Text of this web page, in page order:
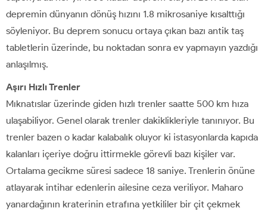
depremin dünyanın dönüş hızını 1.8 mikrosaniye kısalttığı
söyleniyor. Bu deprem sonucu ortaya çıkan bazı antik taş
tabletlerin üzerinde, bu noktadan sonra ev yapmayın yazdığı
anlaşılmış.
Aşırı Hızlı Trenler
Mıknatıslar üzerinde giden hızlı trenler saatte 500 km hıza
ulaşabiliyor. Genel olarak trenler dakiklikleriyle tanınıyor. Bu
trenler bazen o kadar kalabalık oluyor ki istasyonlarda kapıda
kalanları içeriye doğru ittirmekle görevli bazı kişiler var.
Ortalama gecikme süresi sadece 18 saniye. Trenlerin önüne
atlayarak intihar edenlerin ailesine ceza veriliyor. Maharo
yanardağının kraterinin etrafına yetkililer bir çit çekmek